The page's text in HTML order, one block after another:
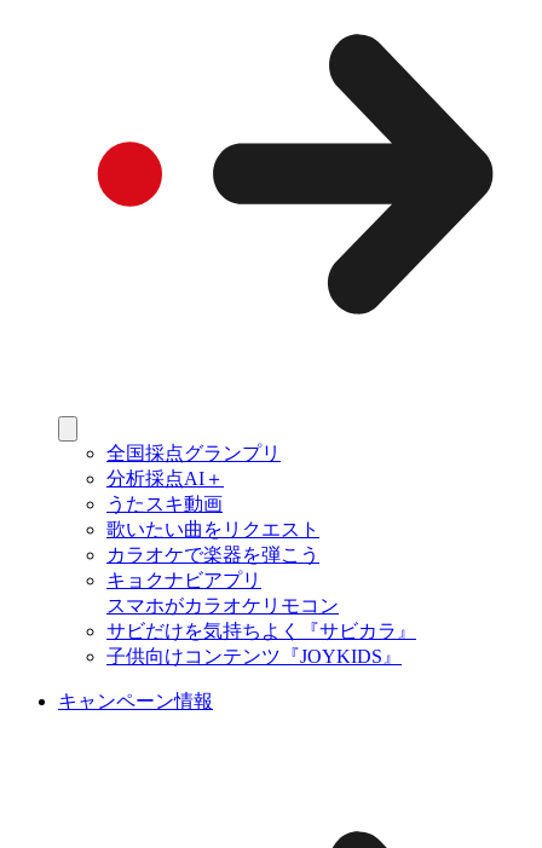
全国採点グランプリ
分析採点AI＋
うたスキ動画
歌いたい曲をリクエスト
カラオケで楽器を弾こう
キョクナビアプリ
スマホがカラオケリモコン
サビだけを気持ちよく『サビカラ』
子供向けコンテンツ『JOYKIDS』
キャンペーン情報